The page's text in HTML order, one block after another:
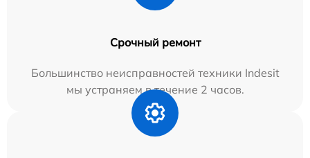
Срочный ремонт
Большинство неисправностей техники Indesit
мы устраняем в течение 2 часов.